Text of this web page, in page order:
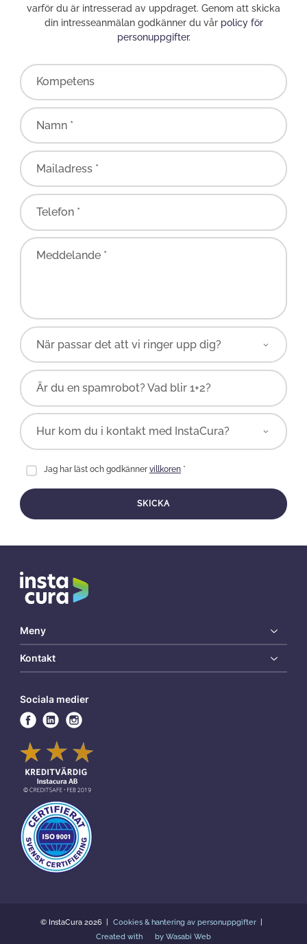
varför du är intresserad av uppdraget. Genom att skicka
din intresseanmälan godkänner du vår policy för
personuppgifter.
Kompetens
Namn *
Mailadress *
Telefon *
Meddelande *
Är du en spamrobot? Vad blir 1+2?
Jag har läst och godkännervillkoren*
SKICKA
Meny
Kontakt
Sociala medier
© InstaCura 2026
Cookies & hantering av personuppgifter
Created with
by Wasabi Web